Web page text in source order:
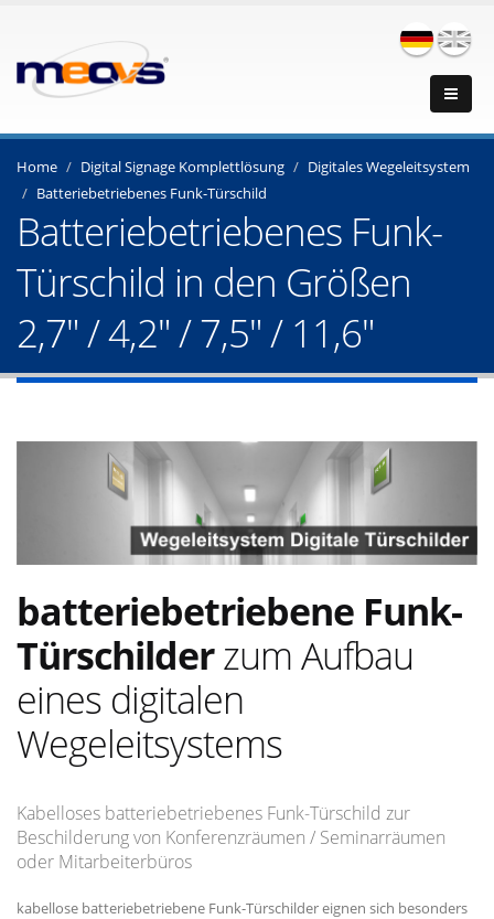
Home Digital Signage Komplettlösung
Digitales Wegeleitsystem
Batteriebetriebenes Funk-Türschild
Batteriebetriebenes Funk-
Türschild in den Größen
2,7" / 4,2" / 7,5" / 11,6"
batteriebetriebene Funk-
Türschilderzum Aufbau
eines digitalen
Wegeleitsystems
Kabelloses batteriebetriebenes Funk-Türschild zur
Beschilderung von Konferenzräumen / Seminarräumen
oder Mitarbeiterbüros
kabellose batteriebetriebene Funk-Türschilder eignen sich besonders